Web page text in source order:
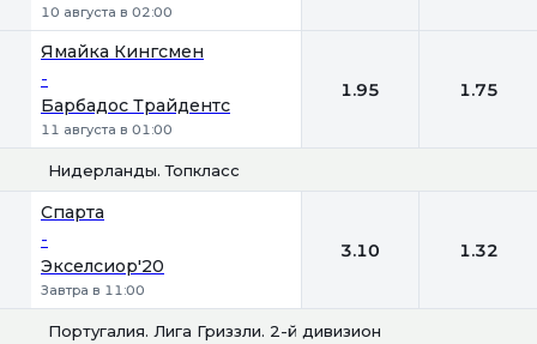
10 августа в 02:00
Ямайка Кингсмен
-
Барбадос Трайдентс
11 августа в 01:00
1.95 1.75
Нидерланды. Топкласс
Спарта
-
Экселсиор'20
Завтра в 11:00
3.10 1.32
Португалия. Лига Гриззли. 2-й дивизион